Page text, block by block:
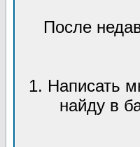
После
1. Написать
найду в